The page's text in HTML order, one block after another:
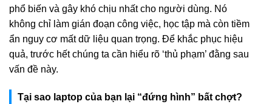
phổ biến và gây khó chịu nhất cho người dùng. Nó
không chỉ làm gián đoạn công việc, học tập mà còn tiềm
ẩn nguy cơ mất dữ liệu quan trọng. Để khắc phục hiệu
quả, trước hết chúng ta cần hiểu rõ ‘thủ phạm’ đằng sau
vấn đề này.
Tại sao laptop của bạn lại “đứng hình” bất chợt?